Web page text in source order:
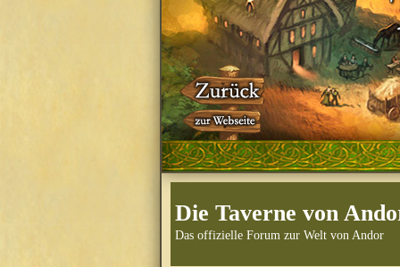
Die Taverne von
Das offizielle Forum zur Welt von Andor